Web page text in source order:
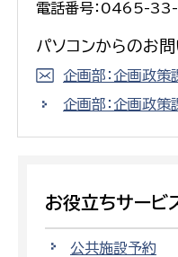
電話番号：0465-
パソコンからのお
企画部：企画政策
企画部：企画政策
お役立ちサービ
公共施設予約